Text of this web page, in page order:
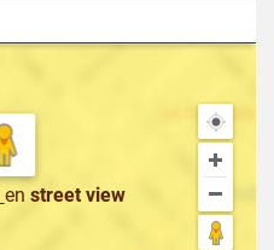
en street view